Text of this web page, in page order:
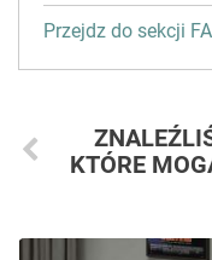
Przejdz do sekcji
KTÓRE